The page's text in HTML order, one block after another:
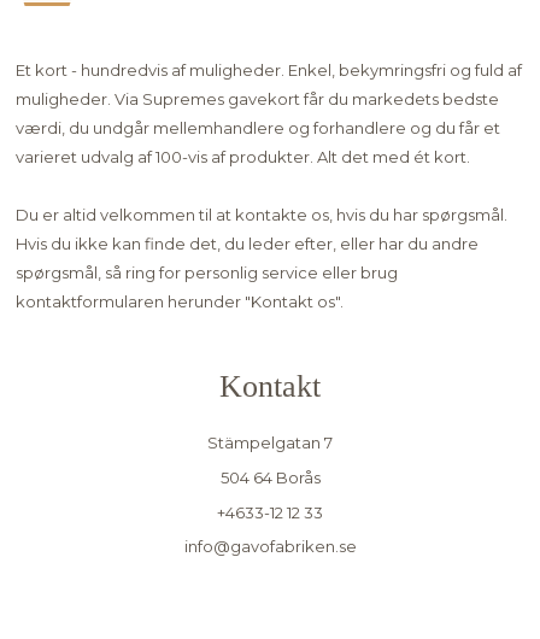
Et kort - hundredvis af muligheder. Enkel, bekymringsfri og fuld af
muligheder. Via Supremes gavekort får du markedets bedste
værdi, du undgår mellemhandlere og forhandlere og du får et
varieret udvalg af 100-vis af produkter. Alt det med ét kort.
Du er altid velkommen til at kontakte os, hvis du har spørgsmål.
Hvis du ikke kan finde det, du leder efter, eller har du andre
spørgsmål, så ring for personlig service eller brug
kontaktformularen herunder "Kontakt os".
Kontakt
Stämpelgatan 7
504 64 Borås
+4633-12 12 33
info@gavofabriken.se